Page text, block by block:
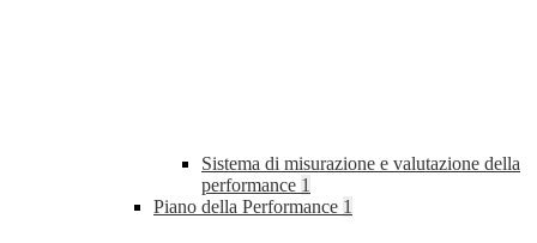
Sistema di misurazione e valutazione della
performance 1
Piano della Performance 1